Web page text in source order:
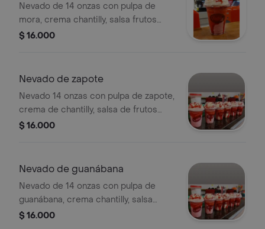
Nevado de 14 onzas con pulpa de
mora, crema chantilly, salsa frutos
rojos y leche condensada.
$ 16.000
Nevado de zapote
Nevado 14 onzas con pulpa de zapote,
crema de chantilly, salsa de frutos
rojos y leche condensada.
$ 16.000
Nevado de guanábana
Nevado de 14 onzas con pulpa de
guanábana, crema chantilly, salsa
frutos rojos y leche condensada.
$ 16.000